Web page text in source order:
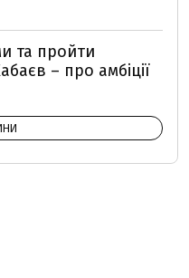
та пройти
– про амбіції